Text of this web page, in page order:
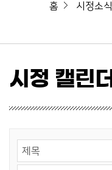
홈 시정소식
시정 캘린더